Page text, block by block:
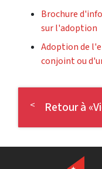
Brochure
sur l'adoption
Adoption de
conjoint ou
Retour à